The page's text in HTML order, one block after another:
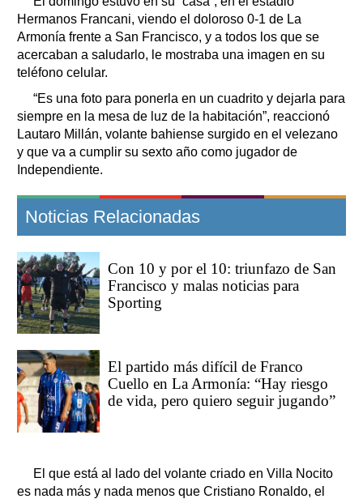
Hermanos Francani, viendo el doloroso 0-1 de La
Armonía frente a San Francisco, y a todos los que se
acercaban a saludarlo, le mostraba una imagen en su
teléfono celular.
“Es una foto para ponerla en un cuadrito y dejarla para
siempre en la mesa de luz de la habitación”, reaccionó
Lautaro Millán, volante bahiense surgido en el velezano
y que va a cumplir su sexto año como jugador de
Independiente.
Noticias Relacionadas
Con 10 y por el 10: triunfazo de San
Francisco y malas noticias para
Sporting
El partido más difícil de Franco
Cuello en La Armonía: “Hay riesgo
de vida, pero quiero seguir jugando”
El que está al lado del volante criado en Villa Nocito
es nada más y nada menos que Cristiano Ronaldo, el